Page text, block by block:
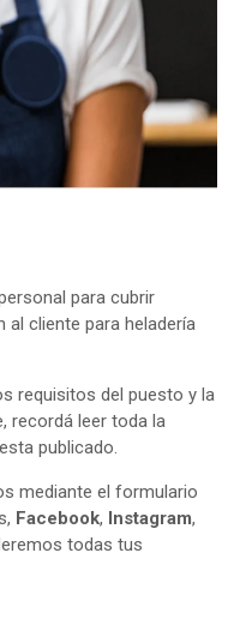
para cubrir
cliente para heladería
requisitos del puesto y la
recordá leer toda la
publicado.
mediante el formulario
Facebook, Instagram,
todas tus